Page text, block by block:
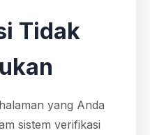
Tidak
yang Anda
sistem verifikasi